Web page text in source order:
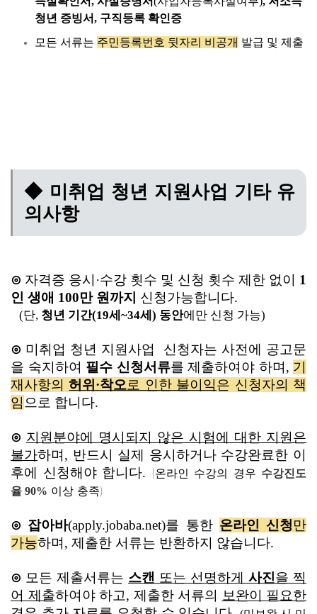
청년 증빙서, 구직등록 확인증
모든 서류는 주민등록번호 뒷자리 비공개 발급 및 제출
◆ 미취업 청년 지원사업 기타 유
의사항
⊙ 자격증 응시·수강 횟수 및 신청 횟수 제한 없이 1
인 생애 100만 원까지 신청가능합니다.
(단, 청년 기간(19세~34세) 동안에만 신청 가능)
⊙ 미취업 청년 지원사업 신청자는 사전에 공고문
을 숙지하여 필수 신청서류를 제출하여야 하며, 기
재사항의허위·착오로 인한 불이익은 신청자의 책
임 으로 합니다.
⊙ 지원분야에 명시되지 않은 시험에 대한 지원은
불가하며, 반드시 실제 응시하거나 수강완료한 이
후에 신청해야 합니다. (온라인 수강의 경우 수강진도
율 90% 이상 충족)
⊙ 잡아바(apply.jobaba.net)를 통한 온라인 신청만
가능하며, 제출한 서류는 반환하지 않습니다.
⊙ 모든 제출서류는 스캔 또는 선명하게 사진을 찍
어 제출하여야 하고, 제출한 서류의 보완이 필요한